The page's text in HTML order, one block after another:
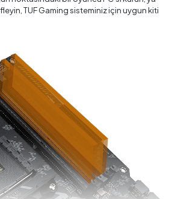
TUF Gaming sisteminiz için uygun kiti